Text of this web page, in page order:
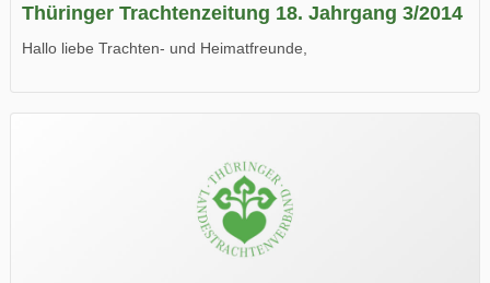
Thüringer Trachtenzeitung 18. Jahrgang 3/2014
Hallo liebe Trachten- und Heimatfreunde,
Wir wünschen Euch viel Spaß beim Lesen.